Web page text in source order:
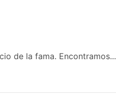
de la fama. Encontramos...